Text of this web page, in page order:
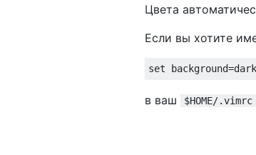
Цвета
Если вы хотите
в ваш $HOME/.vimrc